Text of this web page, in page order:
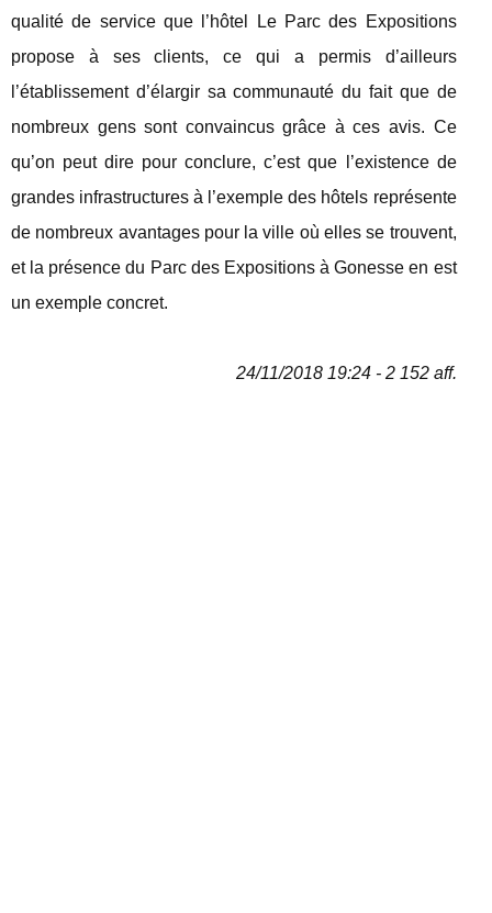
qualité de service que l’hôtel Le Parc des Expositions
propose à ses clients, ce qui a permis d’ailleurs
l’établissement d’élargir sa communauté du fait que de
nombreux gens sont convaincus grâce à ces avis. Ce
qu’on peut dire pour conclure, c’est que l’existence de
grandes infrastructures à l’exemple des hôtels représente
de nombreux avantages pour la ville où elles se trouvent,
et la présence du Parc des Expositions à Gonesse en est
un exemple concret.
24/11/2018 19:24 - 2 152 aff.